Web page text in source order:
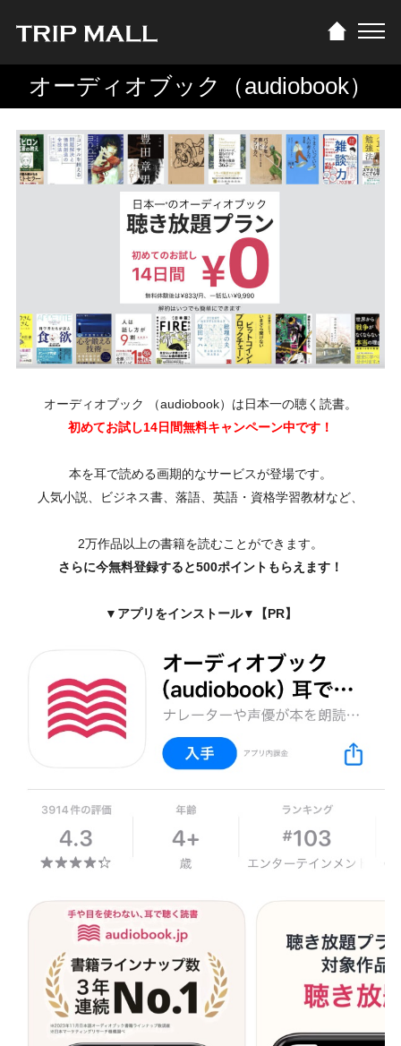
オーディオブック（audiobook）
オーディオブック （audiobook）は日本一の聴く読書。
初めてお試し14日間無料キャンペーン中です！
本を耳で読める画期的なサービスが登場です。
人気小説、ビジネス書、落語、英語・資格学習教材など、
2万作品以上の書籍を読むことができます。
さらに今無料登録すると500ポイントもらえます！
▼アプリをインストール▼【PR】